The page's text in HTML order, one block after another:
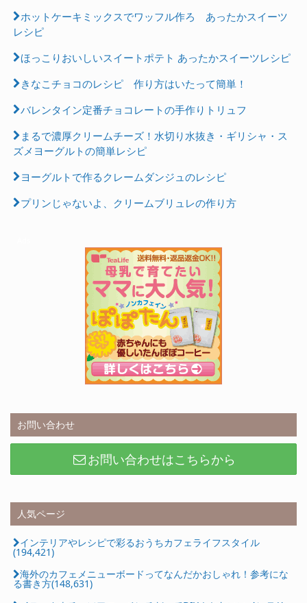
ホットケーキミックスでワッフル作ろ あったかスイーツ
レシピ
ほっこりおいしいスイートポテト あったかスイーツレシピ
きなこチョコのレシピ 作り方はいたって簡単！
バレンタイン定番チョコレートの手作りトリュフ
まるで濃厚クリームチーズ！水切り水抜き・ギリシャ・ス
ズメヨーグルトの簡単レシピ
ヨーグルトで作るクレームダンジュのレシピ
プリンじゃないよ、クリームブリュレの作り方
お問い合わせ
お問い合わせはこちらから
人気ページ
インテリアやレシピで彩るおうちカフェライフスタイル
(194,421)
海外のカフェメニューボードってなんだかおしゃれ！参考にな
る書き方(148,631)